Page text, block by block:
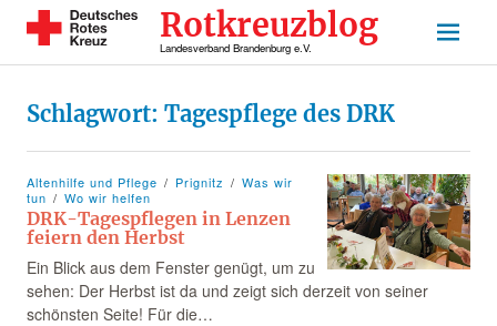
Rotkreuzblog
Landesverband Brandenburg e.V.
Schlagwort: Tagespflege des DRK
Altenhilfe und Pflege Prignitz
Was wir
tun
Wo wir helfen
DRK-Tagespflegen in Lenzen
feiern den Herbst
Ein Blick aus dem Fenster genügt, um zu
sehen: Der Herbst ist da und zeigt sich derzeit von seiner
schönsten Seite! Für die…